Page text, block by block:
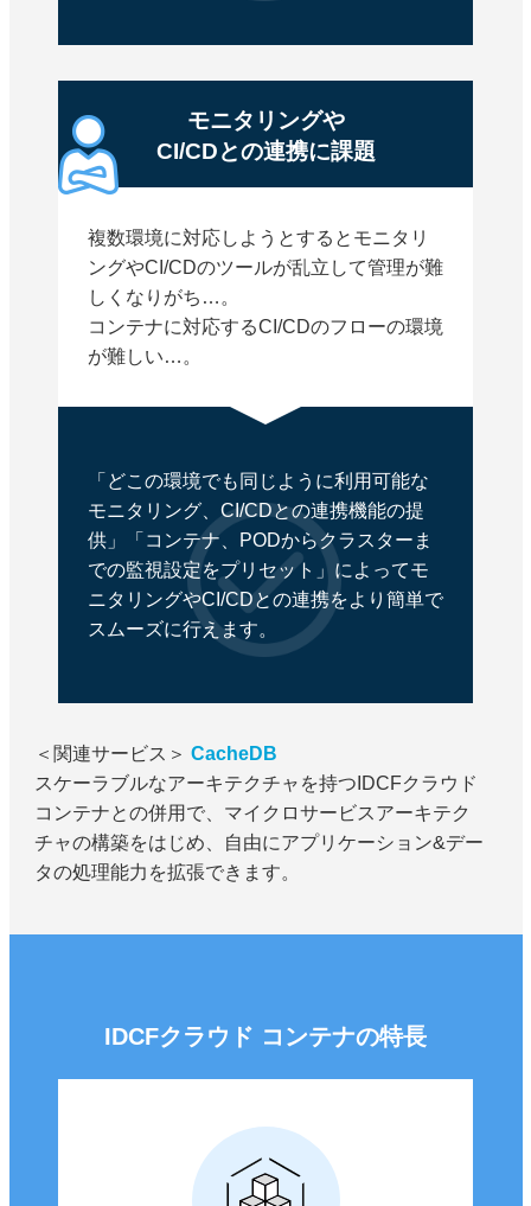
モニタリングや
CI/CDとの連携に課題
複数環境に対応しようとするとモニタリ
ングやCI/CDのツールが乱立して管理が難
しくなりがち…。
コンテナに対応するCI/CDのフローの環境
が難しい…。
「どこの環境でも同じように利用可能な
モニタリング、CI/CDとの連携機能の提
供」「コンテナ、PODからクラスターま
での監視設定をプリセット」によってモ
ニタリングやCI/CDとの連携をより簡単で
スムーズに行えます。
＜関連サービス＞CacheDB
スケーラブルなアーキテクチャを持つIDCFクラウド
コンテナとの併用で、マイクロサービスアーキテク
チャの構築をはじめ、自由にアプリケーション&デー
タの処理能力を拡張できます。
IDCFクラウド コンテナの特長